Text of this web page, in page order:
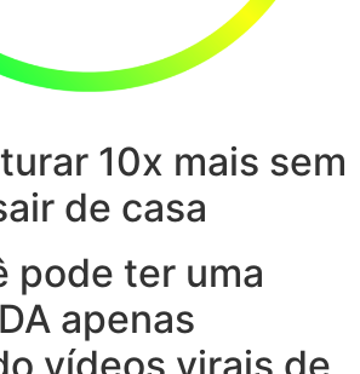
10x mais sem
de casa
pode ter uma
apenas